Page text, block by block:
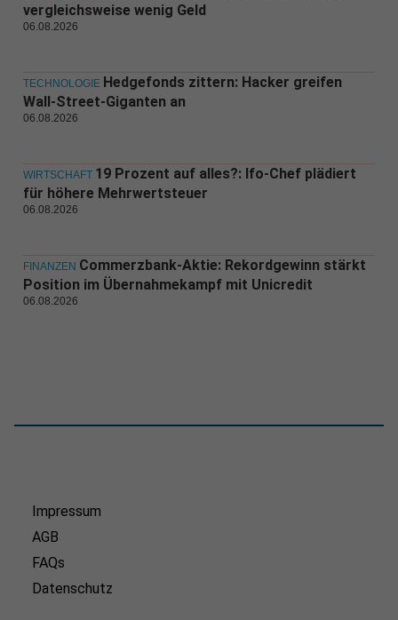
vergleichsweise wenig Geld
06.08.2026
TECHNOLOGIE Hedgefonds zittern: Hacker greifen
Wall-Street-Giganten an
06.08.2026
WIRTSCHAFT 19 Prozent auf alles?: Ifo-Chef plädiert
für höhere Mehrwertsteuer
06.08.2026
FINANZEN Commerzbank-Aktie: Rekordgewinn stärkt
Position im Übernahmekampf mit Unicredit
06.08.2026
Impressum
AGB
FAQs
Datenschutz